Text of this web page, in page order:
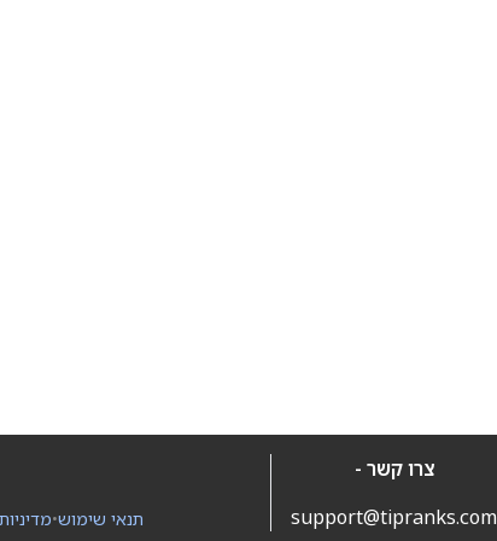
צרו קשר -
support@tipranks.com
•תנאי שימוש